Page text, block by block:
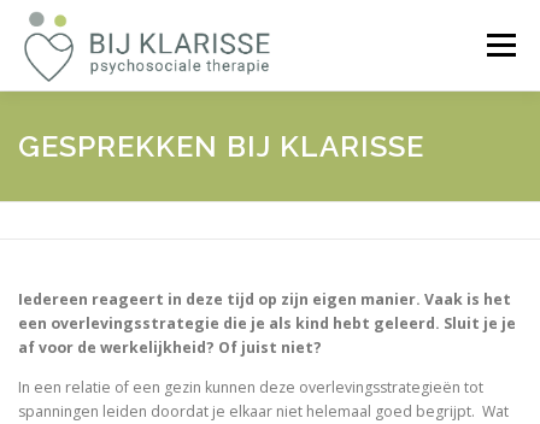
naar
inhoud
Menu
WELKOM VOOR WIE? OVER KLARISSE
GESPREKKEN BIJ KLARISSE
Iedereen reageert in deze tijd op zijn eigen manier. Vaak is het
een overlevingsstrategie die je als kind hebt geleerd. Sluit je je
af voor de werkelijkheid? Of juist niet?
In een relatie of een gezin kunnen deze overlevingsstrategieën tot
spanningen leiden doordat je elkaar niet helemaal goed begrijpt. Wat